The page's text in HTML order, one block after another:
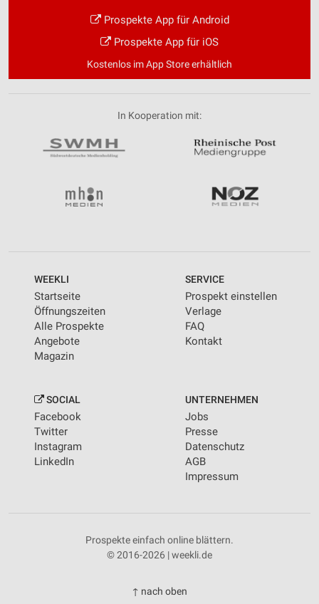
Prospekte App für Android
Prospekte App für iOS
Kostenlos im App Store erhältlich
In Kooperation mit:
WEEKLI
Startseite
Öffnungszeiten
Alle Prospekte
Angebote
Magazin
SERVICE
Prospekt einstellen
Verlage
FAQ
Kontakt
SOCIAL
Facebook
Twitter
Instagram
LinkedIn
UNTERNEHMEN
Jobs
Presse
Datenschutz
AGB
Impressum
Prospekte einfach online blättern.
© 2016-2026 | weekli.de
↑ nach oben